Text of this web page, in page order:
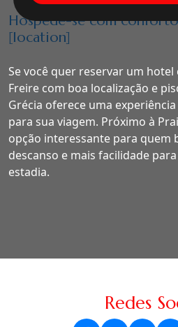
Hospede-se com
[location]
Se você quer reservar um
Freire com boa localização e
Grécia oferece uma
para sua viagem. Próximo à
opção interessante para quem
descanso e mais facilidade
estadia.
Redes